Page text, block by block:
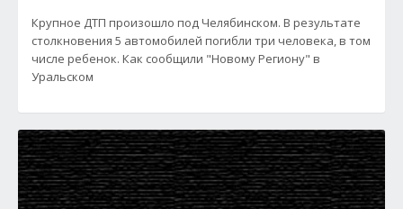
Крупное ДТП произошло под Челябинском. В результате
столкновения 5 автомобилей погибли три человека, в том
числе ребенок. Как сообщили "Новому Региону" в
Уральском